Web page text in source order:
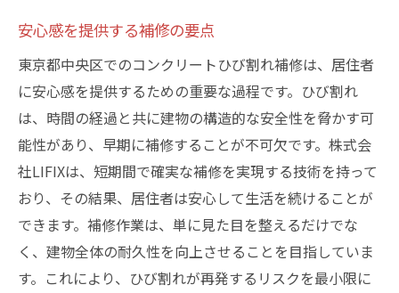
安心感を提供する補修の要点
東京都中央区でのコンクリートひび割れ補修は、居住者
に安心感を提供するための重要な過程です。ひび割れ
は、時間の経過と共に建物の構造的な安全性を脅かす可
能性があり、早期に補修することが不可欠です。株式会
社LIFIXは、短期間で確実な補修を実現する技術を持って
おり、その結果、居住者は安心して生活を続けることが
できます。補修作業は、単に見た目を整えるだけでな
く、建物全体の耐久性を向上させることを目指していま
す。これにより、ひび割れが再発するリスクを最小限に